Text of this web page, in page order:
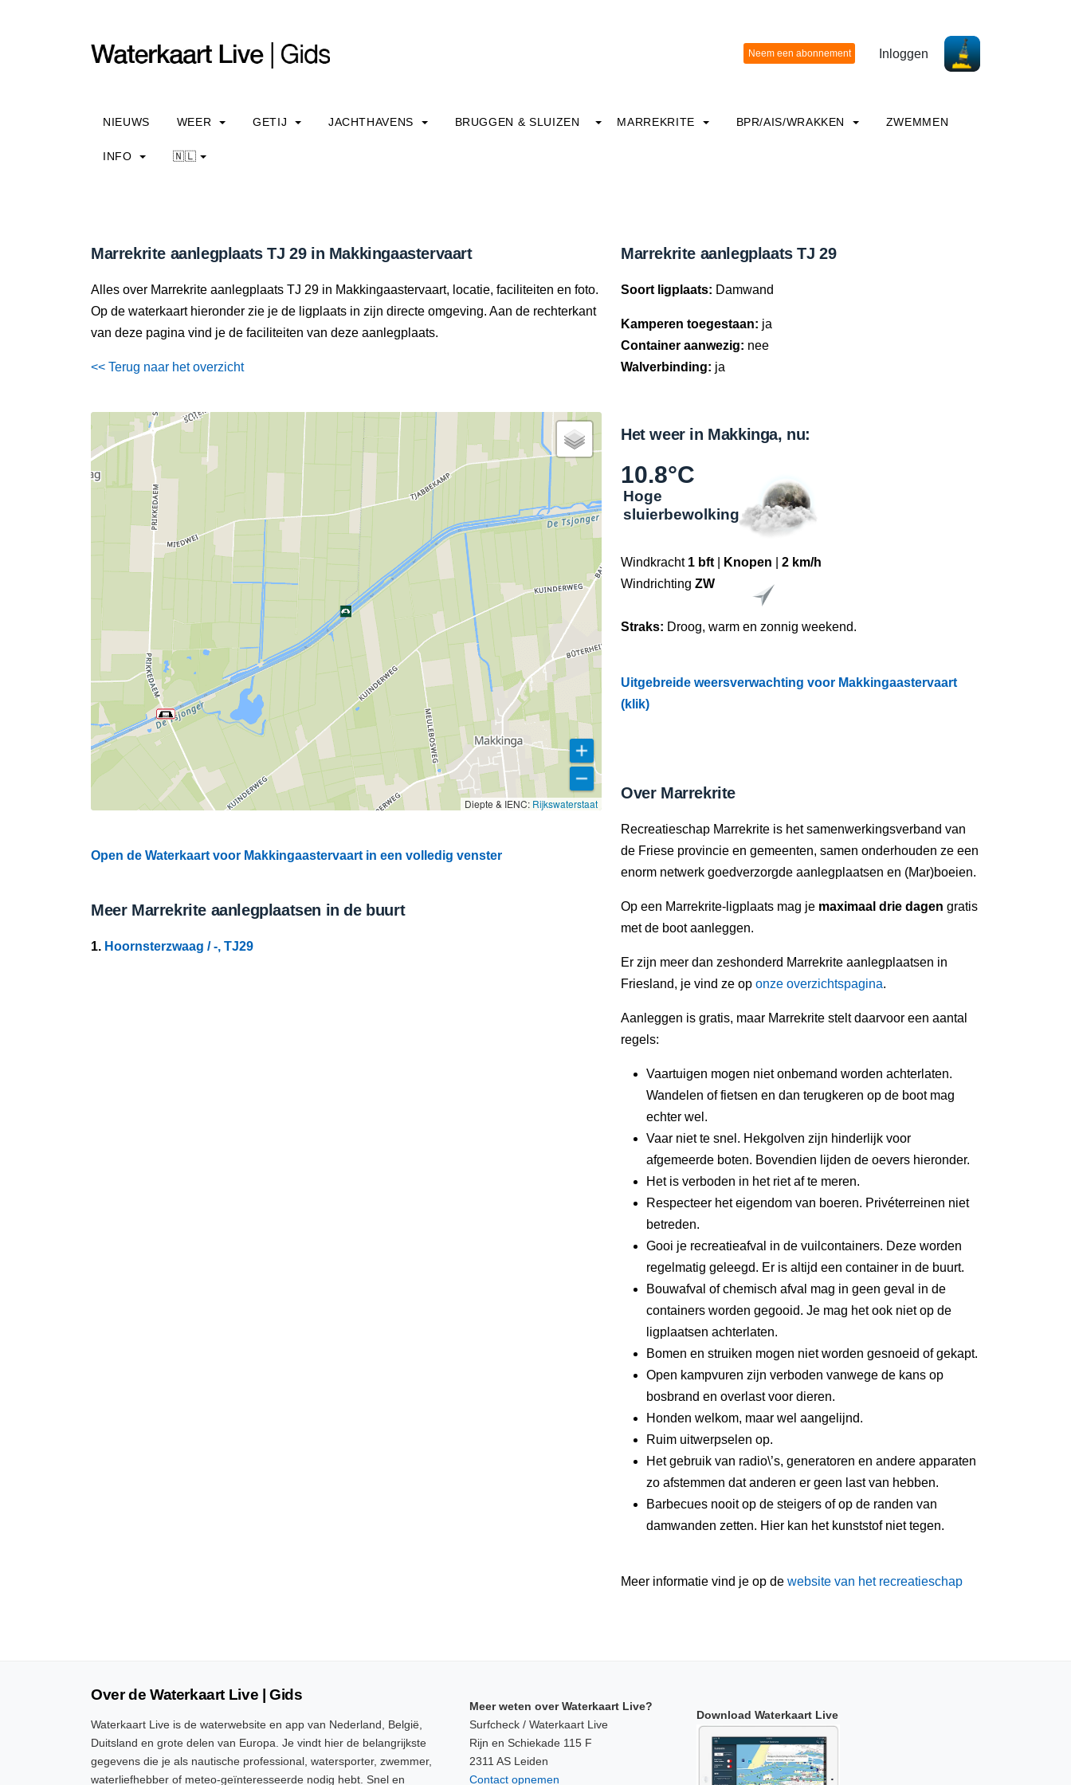
Inloggen
NIEUWS WEER GETIJ JACHTHAVENS BRUGGEN & SLUIZEN MARREKRITE BPR/AIS/WRAKKEN ZWEMMEN
INFO 🇳🇱
Marrekrite aanlegplaats TJ 29 in Makkingaastervaart
Alles over Marrekrite aanlegplaats TJ 29 in Makkingaastervaart, locatie, faciliteiten en foto.
Op de waterkaart hieronder zie je de ligplaats in zijn directe omgeving. Aan de rechterkant
van deze pagina vind je de faciliteiten van deze aanlegplaats.
<< Terug naar het overzicht
Diepte & IENC: Rijkswaterstaat
Open de Waterkaart voor Makkingaastervaart in een volledig venster
Meer Marrekrite aanlegplaatsen in de buurt
1. Hoornsterzwaag / -, TJ29
Marrekrite aanlegplaats TJ 29
Soort ligplaats: Damwand
Kamperen toegestaan: ja
Container aanwezig: nee
Walverbinding: ja
Het weer in Makkinga, nu:
10.8°C
Hoge
sluierbewolking
Windkracht 1 bft Knopen
2 km/h
Windrichting ZW
Straks: Droog, warm en zonnig weekend.
Uitgebreide weersverwachting voor Makkingaastervaart
(klik)
Over Marrekrite
Recreatieschap Marrekrite is het samenwerkingsverband van
de Friese provincie en gemeenten, samen onderhouden ze een
enorm netwerk goedverzorgde aanlegplaatsen en (Mar)boeien.
Op een Marrekrite-ligplaats mag je maximaal drie dagen gratis
met de boot aanleggen.
Er zijn meer dan zeshonderd Marrekrite aanlegplaatsen in
Friesland, je vind ze op onze overzichtspagina.
Aanleggen is gratis, maar Marrekrite stelt daarvoor een aantal
regels:
Vaartuigen mogen niet onbemand worden achterlaten.
Wandelen of fietsen en dan terugkeren op de boot mag
echter wel.
Vaar niet te snel. Hekgolven zijn hinderlijk voor
afgemeerde boten. Bovendien lijden de oevers hieronder.
Het is verboden in het riet af te meren.
Respecteer het eigendom van boeren. Privéterreinen niet
betreden.
Gooi je recreatieafval in de vuilcontainers. Deze worden
regelmatig geleegd. Er is altijd een container in de buurt.
Bouwafval of chemisch afval mag in geen geval in de
containers worden gegooid. Je mag het ook niet op de
ligplaatsen achterlaten.
Bomen en struiken mogen niet worden gesnoeid of gekapt.
Open kampvuren zijn verboden vanwege de kans op
bosbrand en overlast voor dieren.
Honden welkom, maar wel aangelijnd.
Ruim uitwerpselen op.
Het gebruik van radio\’s, generatoren en andere apparaten
zo afstemmen dat anderen er geen last van hebben.
Barbecues nooit op de steigers of op de randen van
damwanden zetten. Hier kan het kunststof niet tegen.
Meer informatie vind je op de website van het recreatieschap
Over de Waterkaart Live | Gids
Waterkaart Live is de waterwebsite en app van Nederland, België,
Duitsland en grote delen van Europa. Je vindt hier de belangrijkste
gegevens die je als nautische professional, watersporter, zwemmer,
waterliefhebber of meteo-geïnteresseerde nodig hebt. Snel en
Meer weten over Waterkaart Live?
Surfcheck / Waterkaart Live
Rijn en Schiekade 115 F
2311 AS Leiden
Contact opnemen
Download Waterkaart Live